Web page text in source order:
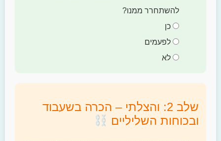
להשתחרר ממנו?
לפעמים
שלב 2: והצלתי – הכרה בשעבוד
ובכוחות השליליים